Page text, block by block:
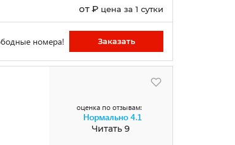
от₽ цена за 1 сутки
номера! Заказать
оценка по отзывам:
Нормально 4.1
Читать 9